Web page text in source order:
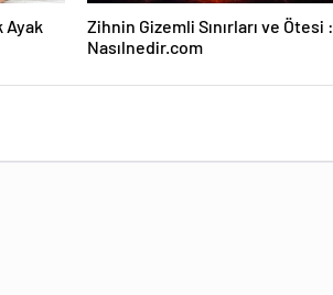
Ayak
Zihnin Gizemli Sınırları ve Ötesi :
Nasılnedir.com